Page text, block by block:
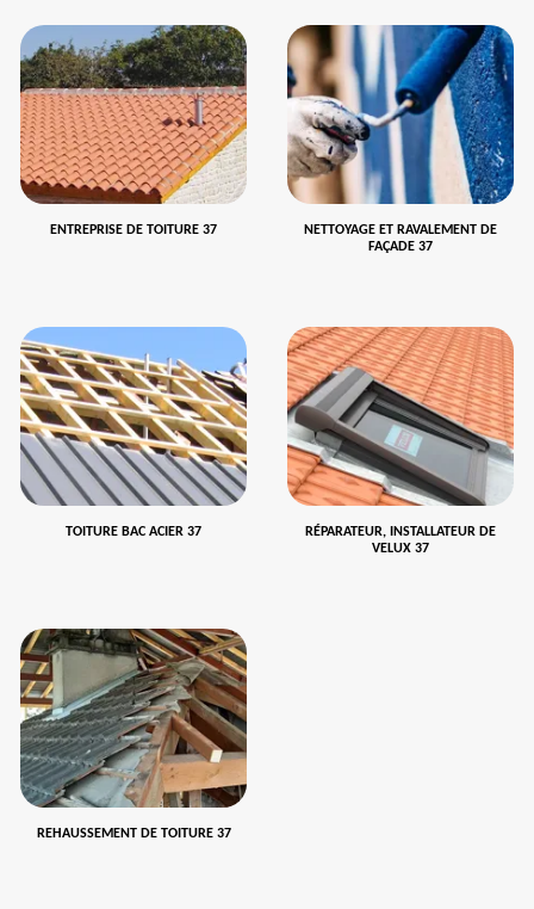
ENTREPRISE DE TOITURE 37
NETTOYAGE ET RAVALEMENT DE
FAÇADE 37
TOITURE BAC ACIER 37
RÉPARATEUR, INSTALLATEUR DE
VELUX 37
REHAUSSEMENT DE TOITURE 37